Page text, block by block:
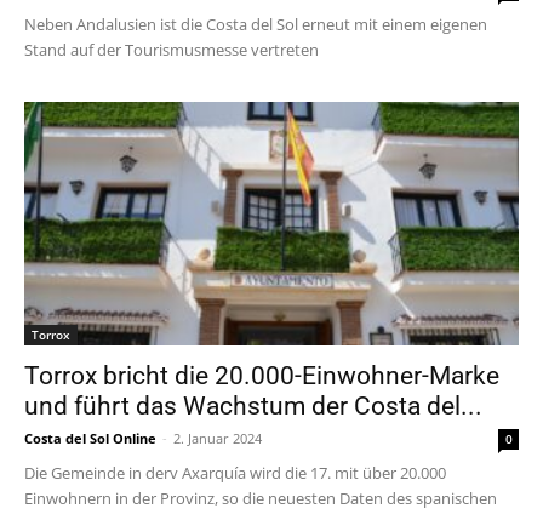
Neben Andalusien ist die Costa del Sol erneut mit einem eigenen
Stand auf der Tourismusmesse vertreten
Torrox
Torrox bricht die 20.000-Einwohner-Marke
und führt das Wachstum der Costa del...
Costa del Sol Online - 2. Januar 2024 0
Die Gemeinde in derv Axarquía wird die 17. mit über 20.000
Einwohnern in der Provinz, so die neuesten Daten des spanischen